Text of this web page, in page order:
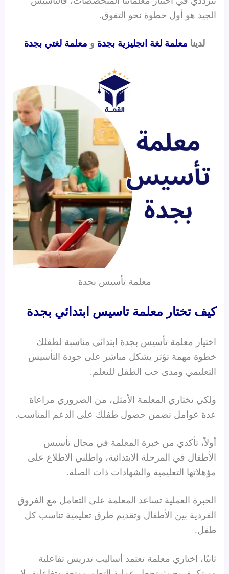
الجيد هو أول خطوة نحو التفوق.
لدينا معلمة لغة انجليزية بجدة و معلمة لغتي بجدة
معلمة تأسيس بجدة
كيف تختار معلمة تاسيس ابتدائي بجدة
اختيار معلمة تأسيس بجدة ابتدائي مناسبة لطفلك
خطوة مهمة تؤثر بشكل مباشر على جودة التأسيس
التعليمي ومدى حب الطفل للتعلم.
ولكي تختاري المعلمة الأمثل، من الضروري مراعاة
عدة عوامل تضمن حصول طفلك على الدعم المناسب.
أولاً، تأكدي من خبرة المعلمة في مجال تأسيس
الأطفال في المرحلة الابتدائية، واطلبي الاطلاع على
مؤهلاتها التعليمية والشهادات ذات الصلة.
الخبرة العملية تساعد المعلمة على التعامل مع الفروق
الفردية بين الأطفال وتقديم طرق تعليمية تناسب كل
طفل.
ثانيًا، اختاري معلمة تعتمد أساليب تدريس تفاعلية